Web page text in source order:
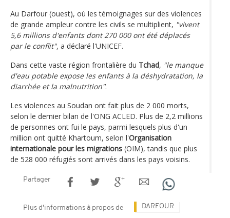
Au Darfour (ouest), où les témoignages sur des violences
de grande ampleur contre les civils se multiplient, "vivent
5,6 millions d'enfants dont 270 000 ont été déplacés
par le conflit", a déclaré l'UNICEF.
Dans cette vaste région frontalière du Tchad, "le manque
d'eau potable expose les enfants à la déshydratation, la
diarrhée et la malnutrition".
Les violences au Soudan ont fait plus de 2 000 morts,
selon le dernier bilan de l'ONG ACLED. Plus de 2,2 millions
de personnes ont fui le pays, parmi lesquels plus d'un
million ont quitté Khartoum, selon l'Organisation
internationale pour les migrations (OIM), tandis que plus
de 528 000 réfugiés sont arrivés dans les pays voisins.
Partager
Plus d'informations à propos de DARFOUR